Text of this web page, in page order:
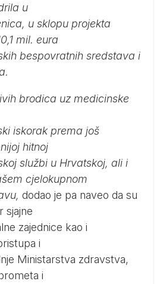
u
u sklopu projekta
mil. eura
bespovratnih sredstava i
brodica uz medicinske
iskorak prema još
hitnoj
službi u Hrvatskoj, ali i
cjelokupnom
dodao je pa naveo da su
sjajne
zajednice kao i
i
Ministarstva zdravstva,
i